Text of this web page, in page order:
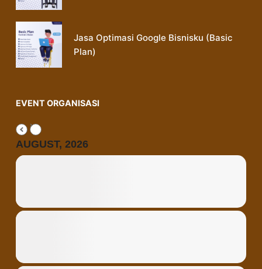
Jasa Optimasi Google Bisnisku (Basic
Plan)
EVENT ORGANISASI
AUGUST, 2026